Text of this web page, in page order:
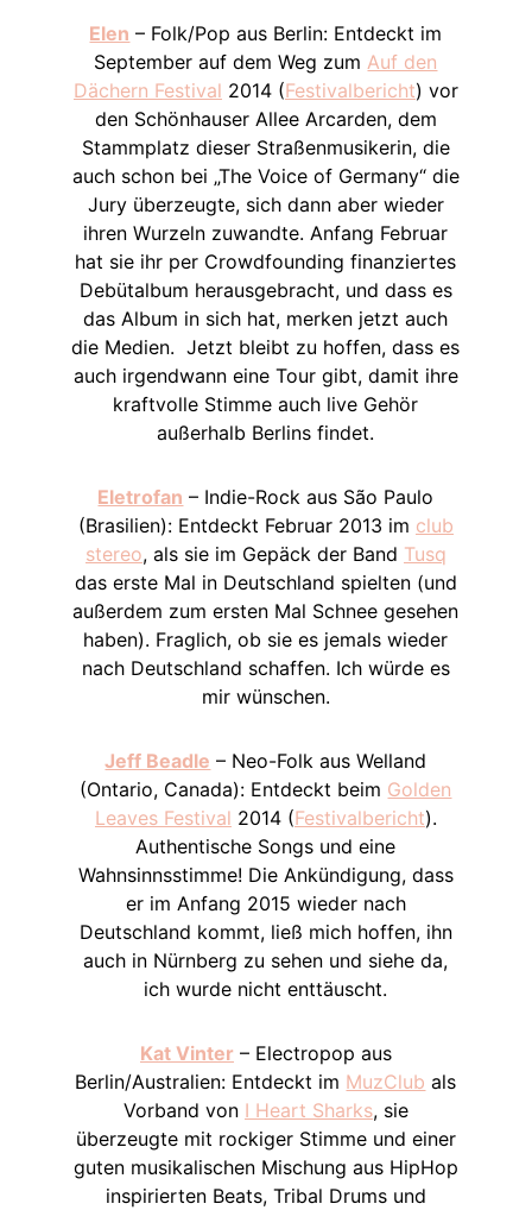
Elen – Folk/Pop aus Berlin: Entdeckt im
September auf dem Weg zum Auf den
Dächern Festival 2014 (Festivalbericht) vor
den Schönhauser Allee Arcarden, dem
Stammplatz dieser Straßenmusikerin, die
auch schon bei „The Voice of Germany“ die
Jury überzeugte, sich dann aber wieder
ihren Wurzeln zuwandte. Anfang Februar
hat sie ihr per Crowdfounding finanziertes
Debütalbum herausgebracht, und dass es
das Album in sich hat, merken jetzt auch
die Medien. Jetzt bleibt zu hoffen, dass es
auch irgendwann eine Tour gibt, damit ihre
kraftvolle Stimme auch live Gehör
außerhalb Berlins findet.
Eletrofan – Indie-Rock aus São Paulo
(Brasilien): Entdeckt Februar 2013 im club
stereo, als sie im Gepäck der Band Tusq
das erste Mal in Deutschland spielten (und
außerdem zum ersten Mal Schnee gesehen
haben). Fraglich, ob sie es jemals wieder
nach Deutschland schaffen. Ich würde es
mir wünschen.
Jeff Beadle – Neo-Folk aus Welland
(Ontario, Canada): Entdeckt beim Golden
Leaves Festival 2014 (Festivalbericht).
Authentische Songs und eine
Wahnsinnsstimme! Die Ankündigung, dass
er im Anfang 2015 wieder nach
Deutschland kommt, ließ mich hoffen, ihn
auch in Nürnberg zu sehen und siehe da,
ich wurde nicht enttäuscht.
Kat Vinter – Electropop aus
Berlin/Australien: Entdeckt im MuzClub als
Vorband von I Heart Sharks, sie
überzeugte mit rockiger Stimme und einer
guten musikalischen Mischung aus HipHop
inspirierten Beats, Tribal Drums und